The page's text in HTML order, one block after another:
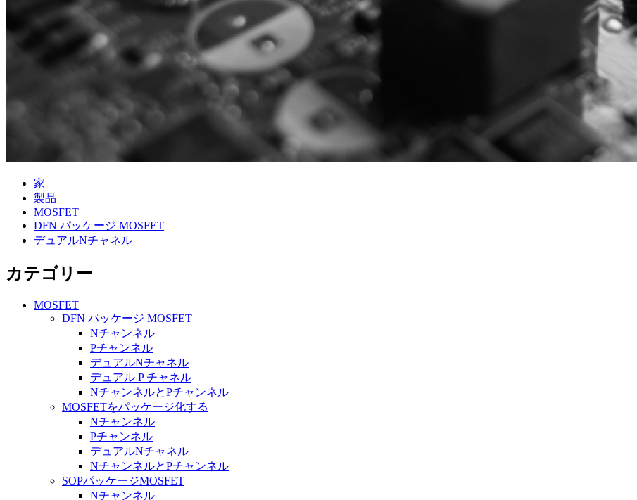
家
製品
MOSFET
DFN パッケージ MOSFET
デュアルNチャネル
カテゴリー
MOSFET
DFN パッケージ MOSFET
Nチャンネル
Pチャンネル
デュアルNチャネル
デュアル P チャネル
NチャンネルとPチャンネル
MOSFETをパッケージ化する
Nチャンネル
Pチャンネル
デュアルNチャネル
NチャンネルとPチャンネル
SOPパッケージMOSFET
Nチャンネル